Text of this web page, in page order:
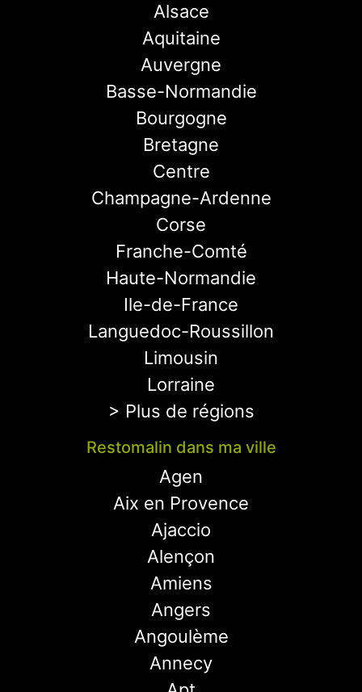
Alsace
Aquitaine
Auvergne
Basse-Normandie
Bourgogne
Bretagne
Centre
Champagne-Ardenne
Corse
Franche-Comté
Haute-Normandie
Ile-de-France
Languedoc-Roussillon
Limousin
Lorraine
> Plus de régions
Restomalin dans ma ville
Agen
Aix en Provence
Ajaccio
Alençon
Amiens
Angers
Angoulème
Annecy